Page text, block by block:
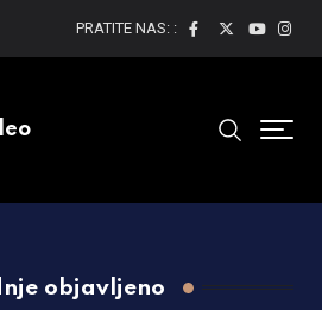
PRATITE NAS: :
objavljeno